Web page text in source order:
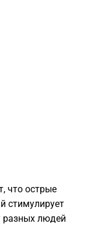
что острые
стимулирует
разных людей